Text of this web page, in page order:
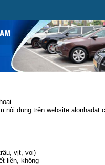
dung trên website
vịt, voi)
liền, không